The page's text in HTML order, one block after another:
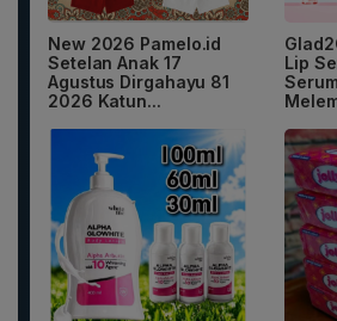
New 2026 Pamelo.id
Setelan Anak 17
Agustus Dirgahayu 81
2026 Katun...
Lip
Serum